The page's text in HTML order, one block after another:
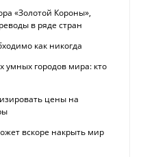
«Золотой Короны»,
в ряде стран
как никогда
умных городов мира: кто
цены на
вскоре накрыть мир